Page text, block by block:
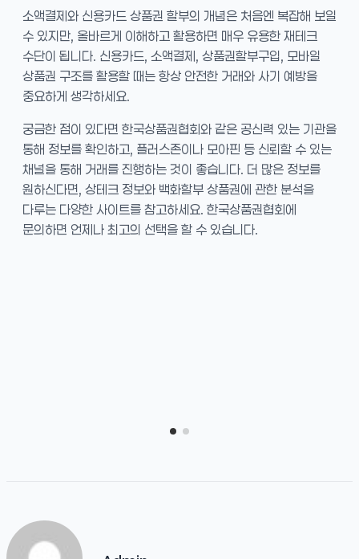
소액결제와 신용카드 상품권 할부의 개념은 처음엔 복잡해 보일
수 있지만, 올바르게 이해하고 활용하면 매우 유용한 재테크
수단이 됩니다. 신용카드, 소액결제, 상품권할부구입, 모바일
상품권 구조를 활용할 때는 항상 안전한 거래와 사기 예방을
중요하게 생각하세요.
궁금한 점이 있다면 한국상품권협회와 같은 공신력 있는 기관을
통해 정보를 확인하고, 플러스존이나 모아핀 등 신뢰할 수 있는
채널을 통해 거래를 진행하는 것이 좋습니다. 더 많은 정보를
원하신다면, 상테크 정보와 백화할부 상품권에 관한 분석을
다루는 다양한 사이트를 참고하세요. 한국상품권협회에
문의하면 언제나 최고의 선택을 할 수 있습니다.